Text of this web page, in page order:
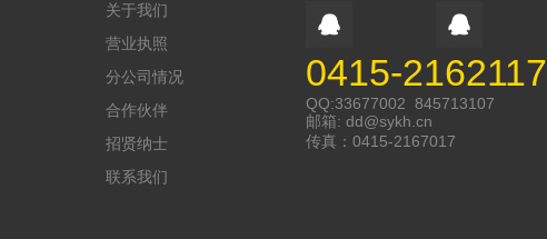
关于我们
营业执照
分公司情况
合作伙伴
招贤纳士
联系我们
0415-2162117
QQ:33677002 845713107
邮箱: dd@sykh.cn
传真：0415-2167017